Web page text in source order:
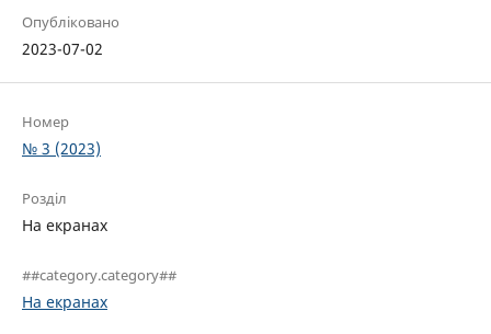
Опубліковано
2023-07-02
Номер
№ 3 (2023)
Розділ
На екранах
##category.category##
На екранах